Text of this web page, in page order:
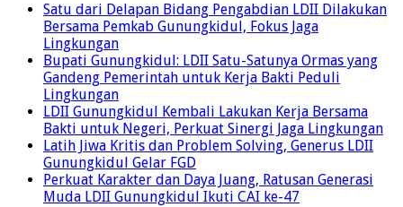
Satu dari Delapan Bidang Pengabdian LDII Dilakukan
Bersama Pemkab Gunungkidul, Fokus Jaga
Lingkungan
Bupati Gunungkidul: LDII Satu-Satunya Ormas yang
Gandeng Pemerintah untuk Kerja Bakti Peduli
Lingkungan
LDII Gunungkidul Kembali Lakukan Kerja Bersama
Bakti untuk Negeri, Perkuat Sinergi Jaga Lingkungan
Latih Jiwa Kritis dan Problem Solving, Generus LDII
Gunungkidul Gelar FGD
Perkuat Karakter dan Daya Juang, Ratusan Generasi
Muda LDII Gunungkidul Ikuti CAI ke-47